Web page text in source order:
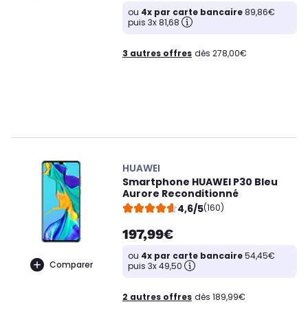
ou 4x par carte bancaire89,86€
puis 3x 81,68
3 autres offres dès 278,00€
Comparer
HUAWEI
Smartphone HUAWEI P30 Bleu
Aurore Reconditionné
4,6/5(160)
197,99€
ou 4x par carte bancaire54,45€
puis 3x 49,50
2 autres offres dès 189,99€